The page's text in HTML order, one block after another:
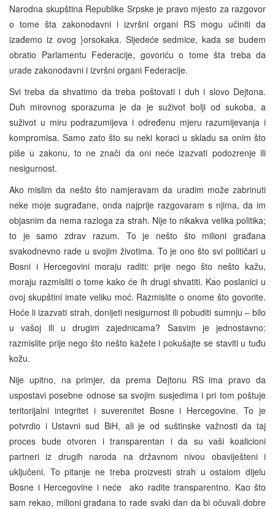
Narodna skupština Republike Srpske je pravo mjesto za razgovor
o tome šta zakonodavni i izvršni organi RS mogu učiniti da
izađemo iz ovog }orsokaka. Sljedeće sedmice, kada se budem
obratio Parlamentu Federacije, govoriću o tome šta treba da
urade zakonodavni i izvršni organi Federacije.
Svi treba da shvatimo da treba poštovati i duh i slovo Dejtona.
Duh mirovnog sporazuma je da je suživot bolji od sukoba, a
suživot u miru podrazumijeva i određenu mjeru razumijevanja i
kompromisa. Samo zato što su neki koraci u skladu sa onim što
piše u zakonu, to ne znači da oni neće izazvati podozrenje ili
nesigurnost.
Ako mislim da nešto što namjeravam da uradim može zabrinuti
neke moje sugrađane, onda najprije razgovaram s njima, da im
objasnim da nema razloga za strah. Nije to nikakva velika politika;
to je samo zdrav razum. To je nešto što milioni građana
svakodnevno rade u svojim životima. To je ono što svi političari u
Bosni i Hercegovini moraju raditi: prije nego što nešto kažu,
moraju razmisliti o tome kako će ih drugi shvatiti. Kao poslanici u
ovoj skupštini imate veliku moć. Razmislite o onome što govorite.
Hoće li izazvati strah, donijeti nesigurnost ili pobuditi sumnju – bilo
u vašoj ili u drugim zajednicama? Sasvim je jednostavno:
razmislite prije nego što nešto kažete i pokušajte se staviti u tuđu
kožu.
Nije upitno, na primjer, da prema Dejtonu RS ima pravo da
uspostavi posebne odnose sa svojim susjedima i pri tom poštuje
teritorijalni integritet i suverenitet Bosne i Hercegovine. To je
potvrdio i Ustavni sud BiH, ali je od suštinske važnosti da taj
proces bude otvoren i transparentan i da su vaši koalicioni
partneri iz drugih naroda na državnom nivou obaviješteni i
uključeni. To pitanje ne treba proizvesti strah u ostalom dijelu
Bosne i Hercegovine i neće ako radite transparentno. Kao što
sam rekao, milioni građana to rade svaki dan da bi očuvali dobre